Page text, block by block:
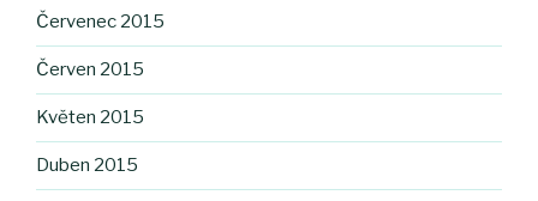
Červenec 2015
Červen 2015
Květen 2015
Duben 2015